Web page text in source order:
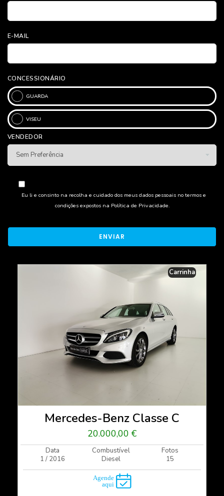
E-MAIL
CONCESSIONÁRIO
GUARDA
VISEU
VENDEDOR
Eu li e consinto na recolha e cuidado dos meus dados pessoais no termos e
condições expostos na Política de Privacidade.
ENVIAR
Carrinha
Mercedes-Benz Classe C
20.000,00 €
Data
1 / 2016
Combustível
Diesel
Fotos
15